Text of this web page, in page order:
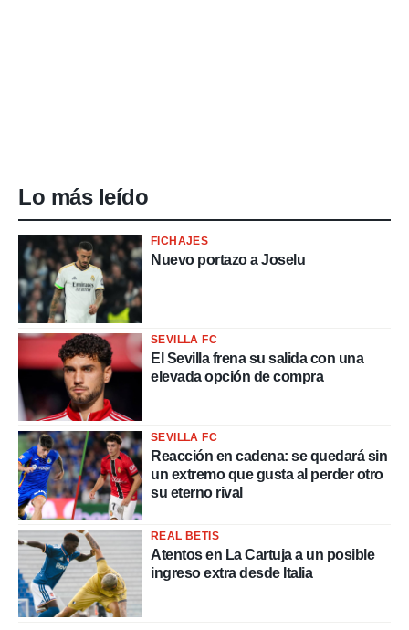
Lo más leído
FICHAJES
Nuevo portazo a Joselu
SEVILLA FC
El Sevilla frena su salida con una
elevada opción de compra
SEVILLA FC
Reacción en cadena: se quedará sin
un extremo que gusta al perder otro
su eterno rival
REAL BETIS
Atentos en La Cartuja a un posible
ingreso extra desde Italia